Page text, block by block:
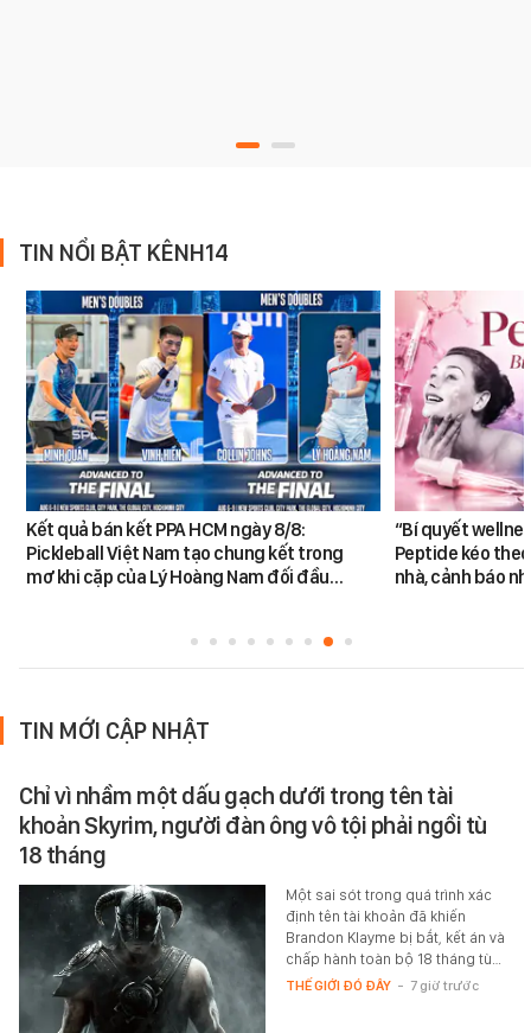
TIN NỔI BẬT KÊNH14
Kết quả bán kết PPA HCM ngày 8/8:
Pickleball Việt Nam tạo chung kết trong
mơ khi cặp của Lý Hoàng Nam đối đầu…
“Bí quyết
Peptide kéo
nhà, cảnh báo
TIN MỚI CẬP NHẬT
Chỉ vì nhầm một dấu gạch dưới trong tên tài
khoản Skyrim, người đàn ông vô tội phải ngồi tù
18 tháng
Một sai sót trong quá trình xác
định tên tài khoản đã khiến
Brandon Klayme bị bắt, kết án và
chấp hành toàn bộ 18 tháng tù…
THẾ GIỚI ĐÓ ĐÂY - 7 giờ trước